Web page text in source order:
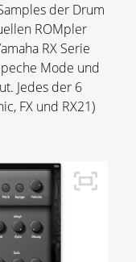
der Drum
ROMpler
RX Serie
Mode und
Jedes der 6
FX und RX21)